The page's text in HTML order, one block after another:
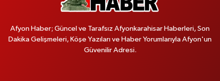
Afyon Haber; Güncel ve Tarafsız Afyonkarahisar Haberleri, Son
Dakika Gelişmeleri, Köşe Yazıları ve Haber Yorumlarıyla Afyon'un
Güvenilir Adresi.